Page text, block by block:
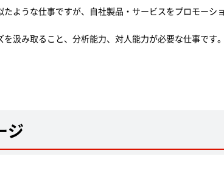
ような仕事ですが、自社製品・サービスをプロモーシ
汲み取ること、分析能力、対人能力が必要な仕事です
ジ